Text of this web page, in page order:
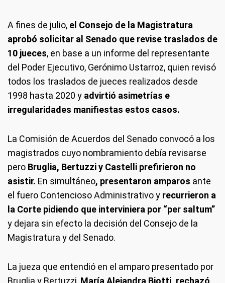
A fines de julio, el Consejo de la Magistratura
aprobó solicitar al Senado que revise traslados de
10 jueces, en base a un informe del representante
del Poder Ejecutivo, Gerónimo Ustarroz, quien revisó
todos los traslados de jueces realizados desde
1998 hasta 2020 y advirtió asimetrías e
irregularidades manifiestas estos casos.
La Comisión de Acuerdos del Senado convocó a los
magistrados cuyo nombramiento debía revisarse
pero Bruglia, Bertuzzi y Castelli prefirieron no
asistir. En simultáneo, presentaron amparos ante
el fuero Contencioso Administrativo y recurrieron a
la Corte pidiendo que interviniera por “per saltum”
y dejara sin efecto la decisión del Consejo de la
Magistratura y del Senado.
La jueza que entendió en el amparo presentado por
Bruglia y Bertuzzi, María Alejandra Biotti, rechazó